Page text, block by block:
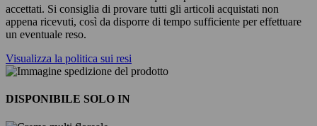
accettati. Si consiglia di provare tutti gli articoli acquistati non
appena ricevuti, così da disporre di tempo sufficiente per effettuare
un eventuale reso.
Visualizza la politica sui resi
DISPONIBILE SOLO IN